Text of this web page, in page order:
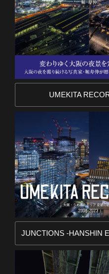
UMEKITA
JUNCTIONS -HANSHIN